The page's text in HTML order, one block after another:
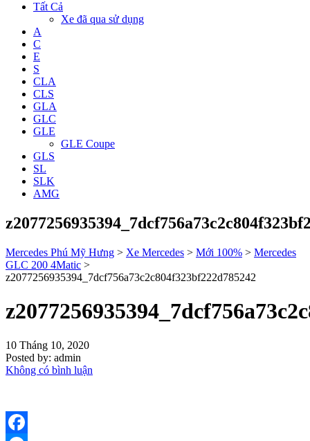
Tất Cả
Xe đã qua sử dụng
A
C
E
S
CLA
CLS
GLA
GLC
GLE
GLE Coupe
GLS
SL
SLK
AMG
Mercedes Phú Mỹ Hưng > Xe Mercedes > Mới 100% > Mercedes
GLC 200 4Matic >
z2077256935394_7dcf756a73c2c804f323bf222d785242
10 Tháng 10, 2020
Posted by: admin
Không có bình luận